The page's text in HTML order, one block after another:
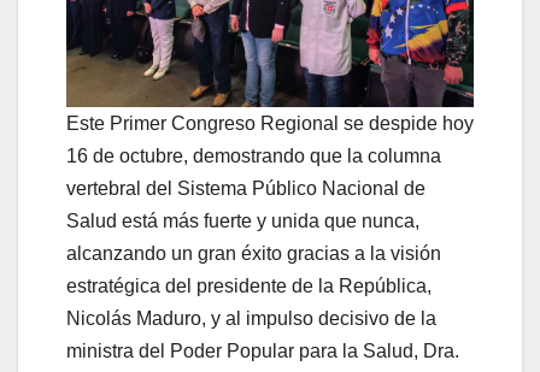
Este Primer Congreso Regional se despide hoy
16 de octubre, demostrando que la columna
vertebral del Sistema Público Nacional de
Salud está más fuerte y unida que nunca,
alcanzando un gran éxito gracias a la visión
estratégica del presidente de la República,
Nicolás Maduro, y al impulso decisivo de la
ministra del Poder Popular para la Salud, Dra.